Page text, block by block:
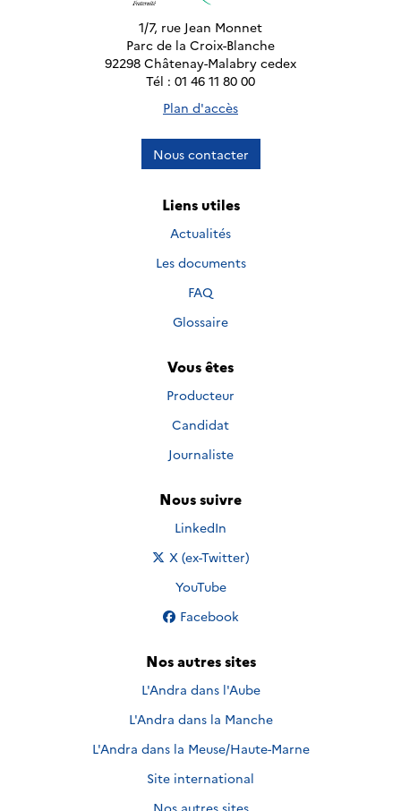
1/7, rue Jean Monnet
Parc de la Croix-Blanche
92298 Châtenay-Malabry cedex
Tél : 01 46 11 80 00
Plan d'accès
Nous contacter
Liens utiles
Actualités
Les documents
FAQ
Glossaire
Vous êtes
Producteur
Candidat
Journaliste
Nous suivre
Nous suivre sur
LinkedIn
Nous suivre sur
X (ex-Twitter)
Nous suivre sur
YouTube
Nous suivre sur
Facebook
Nos autres sites
L'Andra dans l'Aube
L'Andra dans la Manche
L'Andra dans la Meuse/Haute-Marne
Site international